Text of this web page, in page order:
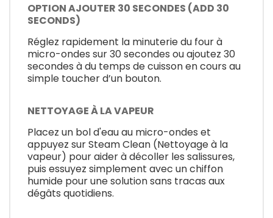
OPTION AJOUTER 30 SECONDES (ADD 30
SECONDS)
Réglez rapidement la minuterie du four à
micro-ondes sur 30 secondes ou ajoutez 30
secondes à du temps de cuisson en cours au
simple toucher d’un bouton.
NETTOYAGE À LA VAPEUR
Placez un bol d'eau au micro-ondes et
appuyez sur Steam Clean (Nettoyage à la
vapeur) pour aider à décoller les salissures,
puis essuyez simplement avec un chiffon
humide pour une solution sans tracas aux
dégâts quotidiens.